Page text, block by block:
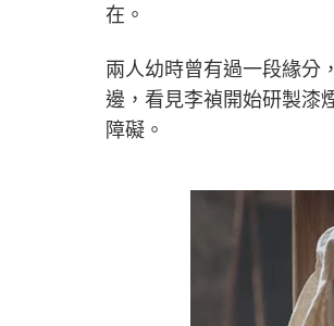
在。
兩人幼時曾有過一段緣分
邊，看見李禎開始研製漆
障礙。